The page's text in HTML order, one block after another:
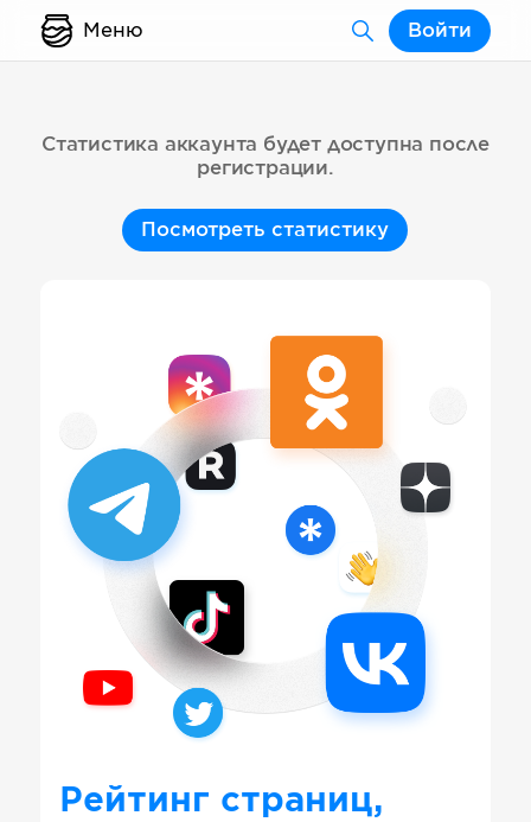
Меню Войти
Статистика аккаунта будет доступна после
регистрации.
Посмотреть статистику
Рейтинг страниц,